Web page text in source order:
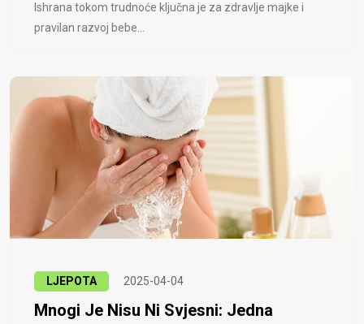
Ishrana tokom trudnoće ključna je za zdravlje majke i
pravilan razvoj bebe...
LJEPOTA 2025-04-04
Mnogi Je Nisu Ni Svjesni: Jedna